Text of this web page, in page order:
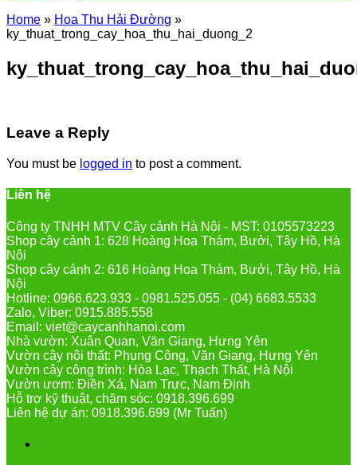
Home » Hoa Thu Hải Đường »
ky_thuat_trong_cay_hoa_thu_hai_duong_2
Leave a Reply
You must be logged in to post a comment.
Liên hệ
Công ty TNHH MTV Cây cảnh Hà Nội - MST: 0105573223
Shop cây cảnh 1: 628 Hoàng Hoa Thám, Bưởi, Tây Hồ, Hà
Nội
Shop cây cảnh 2: 616 Hoàng Hoa Thám, Bưởi, Tây Hồ, Hà
Nội
Hotline: 0966.623.933 - 0981.525.055 - (04) 6683.5533
Zalo, Viber: 0915.885.558
Email: viet@caycanhhanoi.com
Nhà vườn: Xuân Quan, Văn Giang, Hưng Yên
Vườn cây nội thất: Phụng Công, Văn Giang, Hưng Yên
Vườn cây công trình: Hòa Lạc, Thạch Thất, Hà Nội
Vườn ươm: Điền Xá, Nam Trực, Nam Định
Hỗ trợ kỹ thuật, chăm sóc: 0918.396.699
Liên hệ dự án: 0918.396.699 (Mr Tuấn)